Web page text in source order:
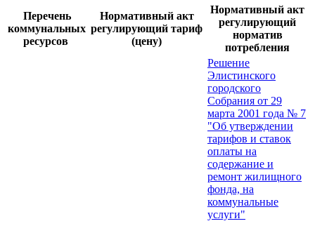
Перечень
коммунальных
ресурсов
Нормативный акт
регулирующий тариф
(цену)
Нормативный акт
регулирующий
норматив
потребления
Решение
Элистинского
городского
Собрания от 29
марта 2001 года № 7
"Об утверждении
тарифов и ставок
оплаты на
содержание и
ремонт жилищного
фонда, на
коммунальные
услуги"